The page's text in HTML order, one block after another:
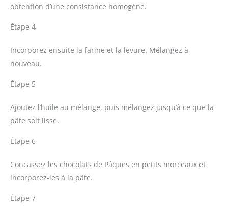
obtention d’une consistance homogène.
Étape 4
Incorporez ensuite la farine et la levure. Mélangez à
nouveau.
Étape 5
Ajoutez l’huile au mélange, puis mélangez jusqu’à ce que la
pâte soit lisse.
Étape 6
Concassez les chocolats de Pâques en petits morceaux et
incorporez-les à la pâte.
Étape 7